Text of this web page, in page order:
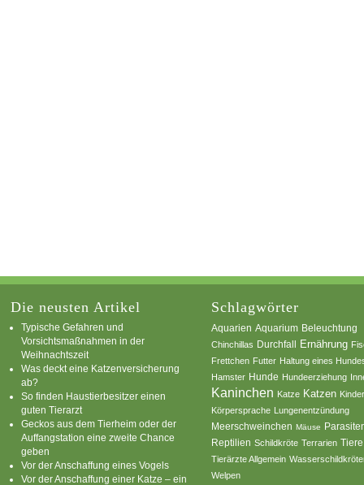
Die neusten Artikel
Typische Gefahren und
Vorsichtsmaßnahmen in der
Weihnachtszeit
Was deckt eine Katzenversicherung
ab?
So finden Haustierbesitzer einen
guten Tierarzt
Geckos aus dem Tierheim oder der
Auffangstation eine zweite Chance
geben
Vor der Anschaffung eines Vogels
Vor der Anschaffung einer Katze – ein
Schlagwörter
Aquarien Aquarium Beleuchtung
Chinchillas Durchfall Ernährung
Frettchen Futter Haltung eines
Hamster Hunde Hundeerziehung
Kaninchen Katze Katzen
Körpersprache Lungenentzündung
Meerschweinchen Mäuse
Reptilien Schildkröte Terrarien Tiere
Tierärzte Allgemein
Welpen